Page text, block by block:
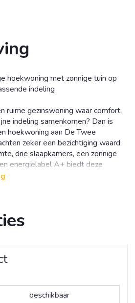
hoekwoning met zonnige tuin op
indeling
ruime gezinswoning waar comfort,
indeling samenkomen? Dan is
hoekwoning aan De Twee
zeker een bezichtiging waard.
drie slaapkamers, een zonnige
energielabel A+ biedt deze
hebt voor jarenlang woonplezier.
te eten, te borrelen en gezellig bij
woning ligt de moderne keuken uit
(2024) en een
Aan de achterzijde strekt de
zich uit over de volledige breedte
de grote raampartijen geniet je hier
beschikbaar